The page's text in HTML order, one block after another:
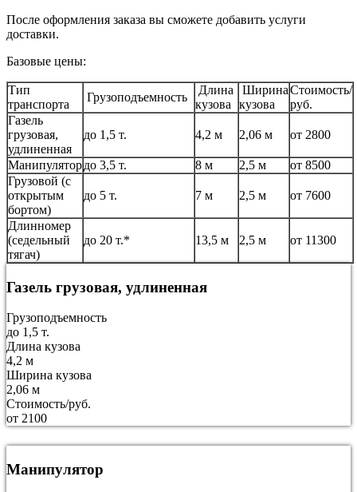
После оформления заказа вы сможете добавить услуги
доставки.
Базовые цены:
Тип
транспорта
Грузоподъемность
Длина
кузова
Ширина
кузова
Стоимость/
руб.
Газель
грузовая,
удлиненная
до 1,5 т. 4,2 м 2,06 м от 2800
Манипулятордо 3,5 т. 8 м 2,5 м
от 8500
Грузовой (с
открытым
бортом)
до 5 т. 7 м 2,5 м от 7600
Длинномер
(седельный
тягач)
до 20 т.* 13,5 м 2,5 м от 11300
Газель грузовая, удлиненная
Грузоподъемность
до 1,5 т.
Длина кузова
4,2 м
Ширина кузова
2,06 м
Стоимость/руб.
от 2100
Манипулятор